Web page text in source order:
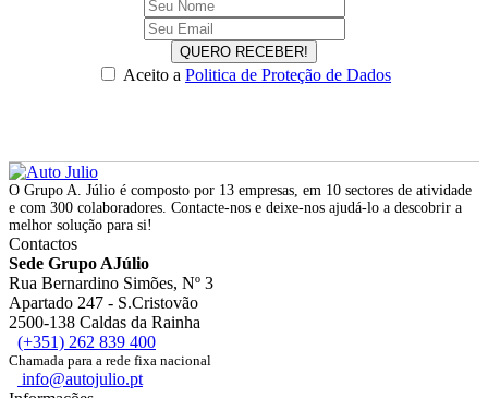
QUERO RECEBER!
Aceito a Politica de Proteção de Dados
O Grupo A. Júlio é composto por 13 empresas, em 10 sectores de atividade
e com 300 colaboradores. Contacte-nos e deixe-nos ajudá-lo a descobrir a
melhor solução para si!
Contactos
Sede Grupo AJúlio
Rua Bernardino Simões, Nº 3
Apartado 247 - S.Cristovão
2500-138 Caldas da Rainha
(+351) 262 839 400
Chamada para a rede fixa nacional
info@autojulio.pt